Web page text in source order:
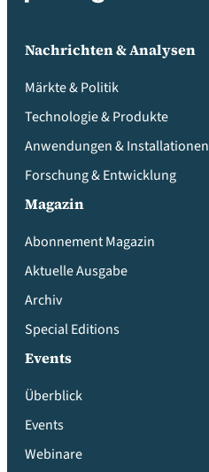
Nachrichten & Analysen
Märkte & Politik
Technologie & Produkte
Anwendungen & Installationen
Forschung & Entwicklung
Magazin
Abonnement Magazin
Aktuelle Ausgabe
Archiv
Special Editions
Events
Überblick
Events
Webinare